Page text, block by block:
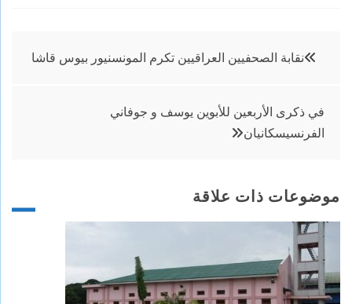
تصفّح
المقالات
نقابة الصحفيين العراقيين تكرم المونسنيور بيوس قاشا
في ذكرى الأربعين للأبوين يوسف و جوفاني
الفرنسيسكانيان
موضوعات ذات علاقة